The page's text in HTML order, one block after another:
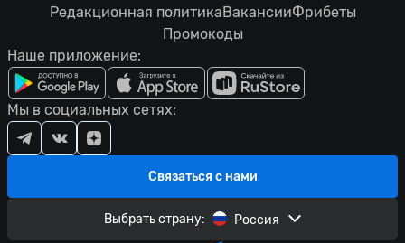
Редакционная политикаВакансииФрибеты
Промокоды
Наше приложение:
Связаться с нами
Мы в социальных сетях:
Выбрать страну: Россия